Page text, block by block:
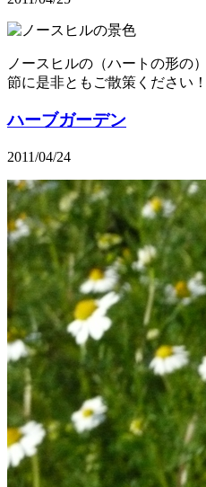
ノースヒルの（ハートの形の
節に是非ともご散策ください！
ハーブガーデン
2011/04/24